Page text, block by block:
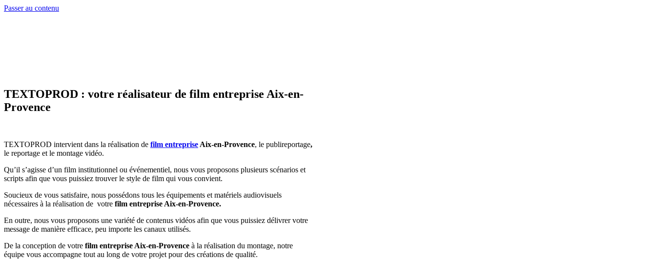
Passer au contenu
TEXTOPROD : votre réalisateur de film entreprise Aix-en-
Provence
TEXTOPROD intervient dans la réalisation de film entreprise Aix-en-Provence, le publireportage,
le reportage et le montage vidéo.
Qu’il s’agisse d’un film institutionnel ou événementiel, nous vous proposons plusieurs scénarios et
scripts afin que vous puissiez trouver le style de film qui vous convient.
Soucieux de vous satisfaire, nous possédons tous les équipements et matériels audiovisuels
nécessaires à la réalisation de votre film entreprise Aix-en-Provence.
En outre, nous vous proposons une variété de contenus vidéos afin que vous puissiez délivrer votre
message de manière efficace, peu importe les canaux utilisés.
De la conception de votre film entreprise Aix-en-Provence à la réalisation du montage, notre
équipe vous accompagne tout au long de votre projet pour des créations de qualité.